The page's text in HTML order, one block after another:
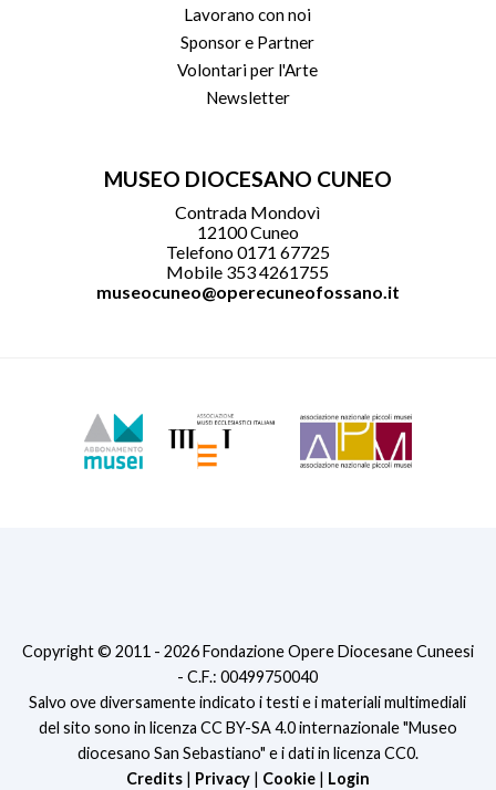
Lavorano con noi
Sponsor e Partner
Volontari per l'Arte
Newsletter
MUSEO DIOCESANO CUNEO
Contrada Mondovì
12100 Cuneo
Telefono 0171 67725
Mobile 353 4261755
museocuneo@operecuneofossano.it
Copyright © 2011 - 2026 Fondazione Opere Diocesane Cuneesi
- C.F.: 00499750040
Salvo ove diversamente indicato i testi e i materiali multimediali
del sito sono in licenza CC BY-SA 4.0 internazionale "Museo
diocesano San Sebastiano" e i dati in licenza CC0.
Credits| Privacy| Cookie| Login